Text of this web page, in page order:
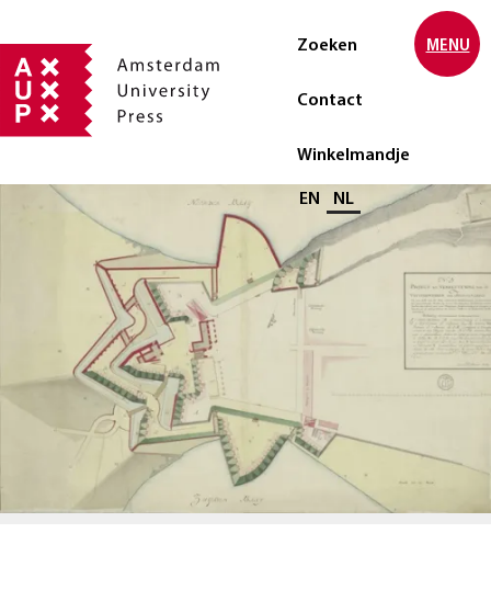
Zoeken
Contact
Winkelmandje
Selecteer taal
EN NL
MENU